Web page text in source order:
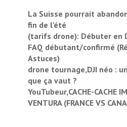
La Suisse pourrait
fin de l’été
(tarifs drone): Débuter en
FAQ débutant/confirmé
Astuces)
drone tournage,DJI néo :
que ça vaut ?
YouTubeur,CACHE-CACHE
VENTURA (FRANCE VS